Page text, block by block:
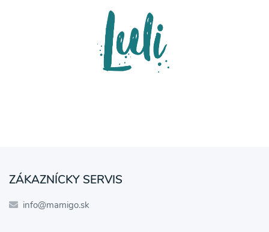
ZÁKAZNÍCKY SERVIS
info@mamigo.sk